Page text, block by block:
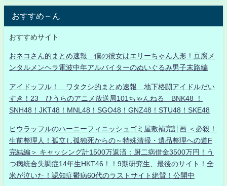
おすすめ～ん
おすすめサイト
おネコさん的まとめ速報 僕の彼女はエリーちゃん人形！豆腐メ
ンタルメンヘラ電波中年アルバイターのぬいぐるみ男子末路編
アイドッフル！ ワタクシ的まとめ速報 地下格闘アイドルだい
すき！23 ひうらのアニメ放送局101ちゃんねる BNK48 ！
SNH48！JKT48！MNL48！SGO48！GNZ48！STU48！SKE48
ヒウラッフルのハーニーフィニッシュゴミ屋敷補完計画 ＜必殺！
生前整理人！孤立し孤独死からの～特殊清掃・遺品整理への道F
完結編＞ キャッシング計1500万返済：厨二病借金3500万円！う
つ病統合失調症14年生HKT46！！9期研究生、最後のサイト！全
米が泣いた！認知症鬱病60代のラストサイト絶賛！公開中